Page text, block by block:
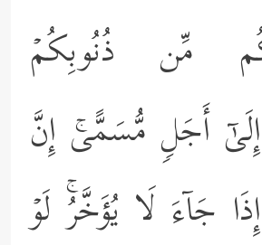
مِّن ذُنُوبِكُمۡ
أَجَلࣲ مُّسَمًّىۚ إِنَّ
جَاۤءَ لَا یُؤَخَّرُۚ لَوۡ